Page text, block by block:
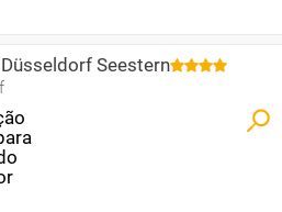
Düsseldorf Seestern